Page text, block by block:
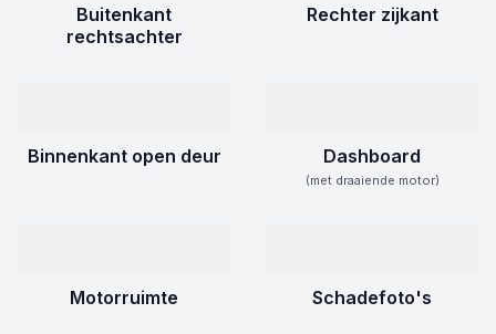
Buitenkant
rechtsachter
Rechter zijkant
Binnenkant open deur Dashboard
(met draaiende motor)
Motorruimte Schadefoto's